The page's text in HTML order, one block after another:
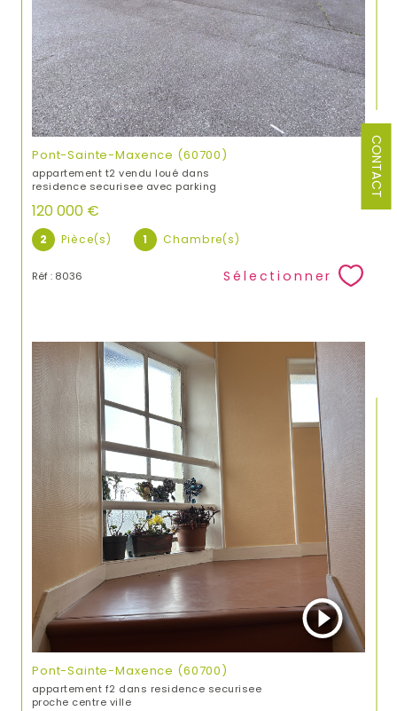
CONTACT
Pont-Sainte-Maxence (60700)
appartement t2 vendu loué dans
residence securisee avec parking
120 000 €
2 Pièce(s) 1 Chambre(s)
Réf : 8036 Sélectionner
Pont-Sainte-Maxence (60700)
appartement f2 dans residence securisee
proche centre ville